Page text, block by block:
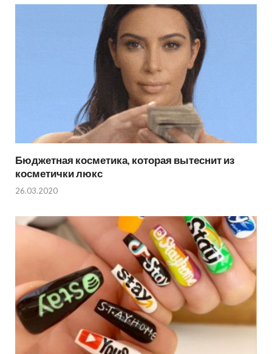
Бюджетная косметика, которая вытеснит из
косметички люкс
26.03.2020